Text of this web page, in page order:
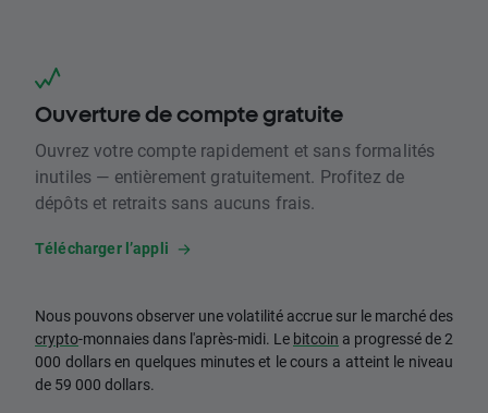
Ouverture de compte gratuite
Ouvrez votre compte rapidement et sans formalités
inutiles — entièrement gratuitement. Profitez de
dépôts et retraits sans aucuns frais.
Télécharger l’appli
Nous pouvons observer une volatilité accrue sur le marché des
crypto-monnaies dans l'après-midi. Le bitcoin a progressé de 2
000 dollars en quelques minutes et le cours a atteint le niveau
de 59 000 dollars.